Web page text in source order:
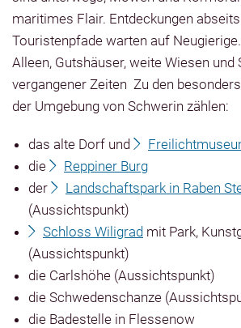
maritimes Flair. Entdeckungen
Touristenpfade warten auf
Alleen, Gutshäuser, weite Wiesen und
vergangener Zeiten Zu den
der Umgebung von Schwerin zählen:
das alte Dorf und
die
Reppiner Burg
der
Landschaftspark in Raben
(Aussichtspunkt)
Schloss Wiligrad mit Park,
(Aussichtspunkt)
die Carlshöhe (Aussichtspunkt)
die Schwedenschanze
die Badestelle in Flessenow